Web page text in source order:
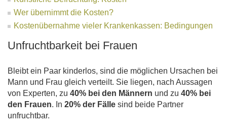
Wer übernimmt die Kosten?
Kostenübernahme vieler Krankenkassen: Bedingungen
Unfruchtbarkeit bei Frauen
Bleibt ein Paar kinderlos, sind die möglichen Ursachen bei
Mann und Frau gleich verteilt. Sie liegen, nach Aussagen
von Experten, zu 40% bei den Männern und zu 40% bei
den Frauen. In 20% der Fälle sind beide Partner
unfruchtbar.